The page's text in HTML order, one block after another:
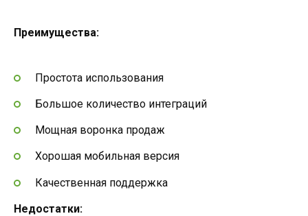
Преимущества:
Простота использования
Большое количество интеграций
Мощная воронка продаж
Хорошая мобильная версия
Качественная поддержка
Недостатки: